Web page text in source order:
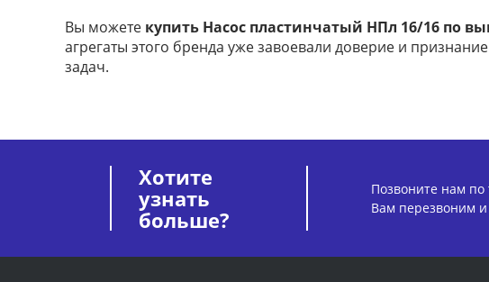
Вы можете купить Насос пластинчатый НПл 16/16 по
агрегаты этого бренда уже завоевали доверие и
задач.
Хотите
узнать
больше?
Позвоните нам по
Вам перезвоним и